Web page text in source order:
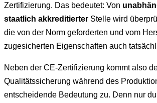
Zertifizierung. Das bedeutet: Von
staatlich akkreditierter Stelle wird
die von der Norm geforderten und vom
zugesicherten Eigenschaften auch
Neben der CE-Zertifizierung kommt also
Qualitätssicherung während des
entscheidende Bedeutung zu. Denn nur